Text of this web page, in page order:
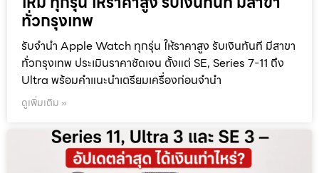
ทั่วกรุงเทพ
รับจำนำ Apple Watch ทุกรุ่น ให้ราคาสูง รับเงินทันที มีสาขา
ทั่วกรุงเทพ ประเมินราคาชัดเจน ตั้งแต่ SE, Series 7-11 ถึง
Ultra พร้อมคำแนะนำเตรียมเครื่องก่อนจำนำ
ดูเพิ่มเติม »